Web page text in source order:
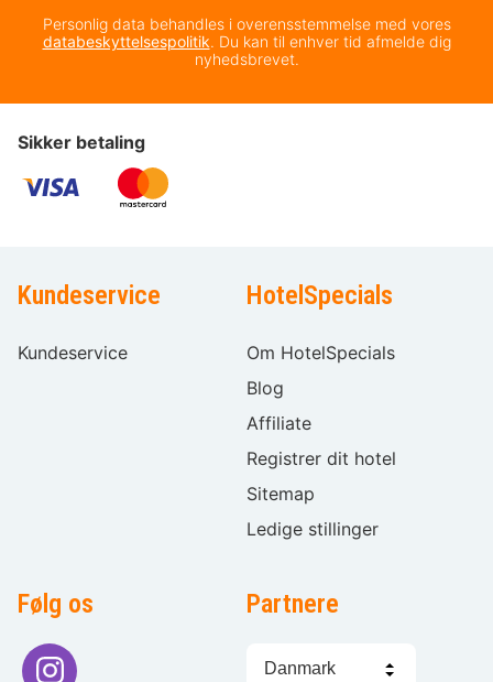
Personlig data behandles i overensstemmelse med vores
databeskyttelsespolitik. Du kan til enhver tid afmelde dig
nyhedsbrevet.
Sikker betaling
Kundeservice
Kundeservice
HotelSpecials
Om HotelSpecials
Blog
Affiliate
Registrer dit hotel
Sitemap
Ledige stillinger
Følg os Partnere